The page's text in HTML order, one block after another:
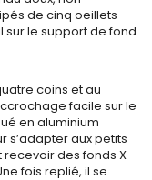
de cinq oeillets
sur le support de fond
coins et au
facile sur le
en aluminium
s’adapter aux petits
des fonds X-
fois replié, il se